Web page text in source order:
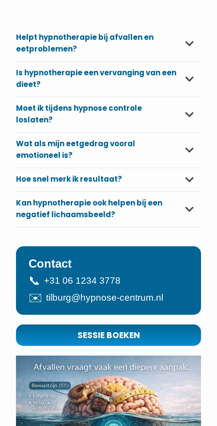
Helpt hypnotherapie bij afvallen en
eetproblemen?
Is hypnotherapie een vervanging van een
dieet?
Moet ik tijdens hypnose controle
loslaten?
Wat als mijn eetgedrag vooral
emotioneel is?
Hoe snel merk ik resultaat?
Kan hypnotherapie ook helpen bij een
negatief lichaamsbeeld?
Contact
📞 +31 06 1234 3778
✉️ tilburg@hypnose-centrum.nl
SESSIE BOEKEN